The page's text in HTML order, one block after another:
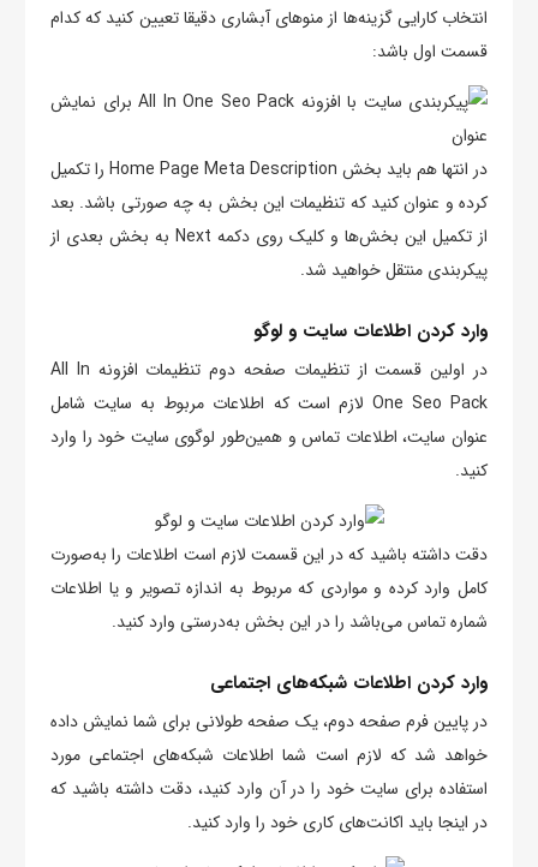
انتخاب کارایی گزینه‌ها از منوهای آبشاری دقیقا تعیین کنید که کدام
قسمت اول باشد:
در انتها هم باید بخش Home Page Meta Description را تکمیل
کرده و عنوان کنید که تنظیمات این بخش به چه صورتی باشد. بعد
از تکمیل این بخش‌ها و کلیک روی دکمه Next به بخش بعدی از
پیکربندی منتقل خواهید شد.
وارد کردن اطلاعات سایت و لوگو
در اولین قسمت از تنظیمات صفحه دوم تنظیمات افزونه All In
One Seo Pack لازم است که اطلاعات مربوط به سایت شامل
عنوان سایت، اطلاعات تماس و همین‌طور لوگوی سایت خود را وارد
کنید.
دقت داشته باشید که در این قسمت لازم است اطلاعات را به‌صورت
کامل وارد کرده و مواردی که مربوط به اندازه تصویر و یا اطلاعات
شماره تماس می‌باشد را در این بخش به‌درستی وارد کنید.
وارد کردن اطلاعات شبکه‌های اجتماعی
در پایین فرم صفحه دوم، یک صفحه طولانی برای شما نمایش داده
خواهد شد که لازم است شما اطلاعات شبکه‌های اجتماعی مورد
استفاده برای سایت خود را در آن وارد کنید، دقت داشته باشید که
در اینجا باید اکانت‌های کاری خود را وارد کنید.